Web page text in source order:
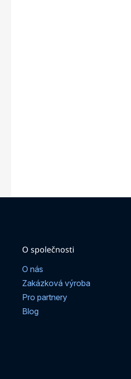
O společnosti
O nás
Zakázková výroba
Pro partnery
Blog